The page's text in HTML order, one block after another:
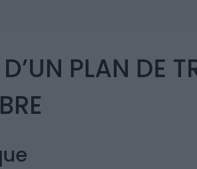
PLAN DE